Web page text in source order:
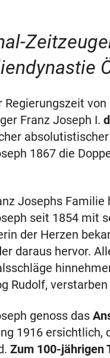
Regierungszeit
Franz Joseph I.
1867 die
Josephs
seit 1854 mit
der Herzen
daraus hervor.
Rudolf,
genoss das
1916 ersichtlich,
Zum 100-jährigen